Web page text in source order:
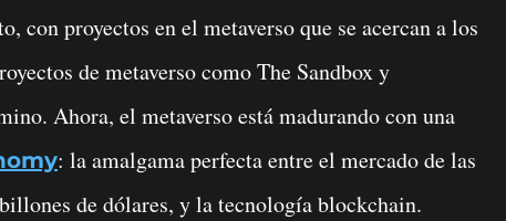
con proyectos en el metaverso que se acercan a los
de metaverso como The Sandbox y
Ahora, el metaverso está madurando con una
: la amalgama perfecta entre el mercado de las
de dólares, y la tecnología blockchain.